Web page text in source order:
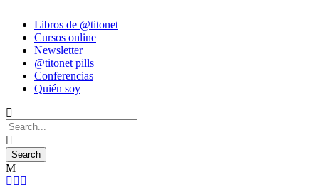
Libros de @titonet
Cursos online
Newsletter
@titonet pills
Conferencias
Quién soy